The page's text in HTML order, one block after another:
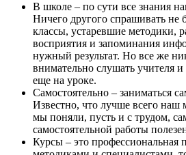
В школе – по сути все знания
Ничего другого спрашивать не
классы, устаревшие методики,
восприятия и запоминания
нужный результат. Но все же
внимательно слушать учителя и
еще на уроке.
Самостоятельно – заниматься
Известно, что лучше всего наш
мы поняли, пусть и с трудом,
самостоятельной работы
Курсы – это профессиональная